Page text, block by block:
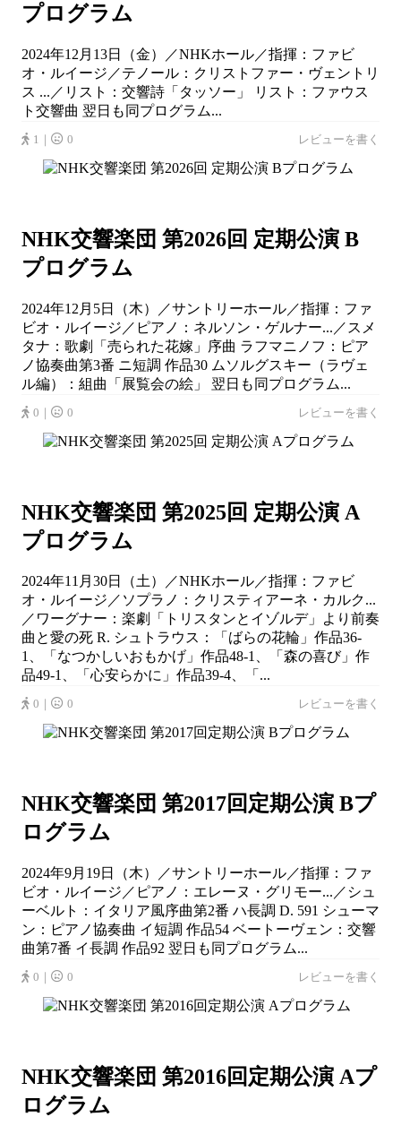
プログラム
2024年12月13日（金）／NHKホール／指揮：ファビ
オ・ルイージ／テノール：クリストファー・ヴェントリ
ス ...／リスト：交響詩「タッソー」 リスト：ファウス
ト交響曲 翌日も同プログラム...
1｜ 0 レビューを書く
NHK交響楽団 第2026回 定期公演 B
プログラム
2024年12月5日（木）／サントリーホール／指揮：ファ
ビオ・ルイージ／ピアノ：ネルソン・ゲルナー...／スメ
タナ：歌劇「売られた花嫁」序曲 ラフマニノフ：ピア
ノ協奏曲第3番 ニ短調 作品30 ムソルグスキー（ラヴェ
ル編）：組曲「展覧会の絵」 翌日も同プログラム...
0｜ 0 レビューを書く
NHK交響楽団 第2025回 定期公演 A
プログラム
2024年11月30日（土）／NHKホール／指揮：ファビ
オ・ルイージ／ソプラノ：クリスティアーネ・カルク...
／ワーグナー：楽劇「トリスタンとイゾルデ」より前奏
曲と愛の死 R. シュトラウス：「ばらの花輪」作品36-
1、「なつかしいおもかげ」作品48-1、「森の喜び」作
品49-1、「心安らかに」作品39-4、「...
0｜ 0 レビューを書く
NHK交響楽団 第2017回定期公演 Bプ
ログラム
2024年9月19日（木）／サントリーホール／指揮：ファ
ビオ・ルイージ／ピアノ：エレーヌ・グリモー...／シュ
ーベルト：イタリア風序曲第2番 ハ長調 D. 591 シューマ
ン：ピアノ協奏曲 イ短調 作品54 ベートーヴェン：交響
曲第7番 イ長調 作品92 翌日も同プログラム...
0｜ 0 レビューを書く
NHK交響楽団 第2016回定期公演 Aプ
ログラム